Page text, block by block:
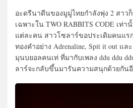
อะดรีนาดีนของมูมู่ไทยกำลังพุ่ง 2 สาว
เฉพาะใน TWO RABBITS CODE เท่
แต่ละคน สาวโซลาร์ขอประเดิมคนแร
ทองคำอย่าง Adrenaline, Spit it out แ
มุนบยอลคนเท่ ที่มากับเพลง ddu ddu
ลาร์จะกลับขึ้นมารันความสนุกด้วยกันอี